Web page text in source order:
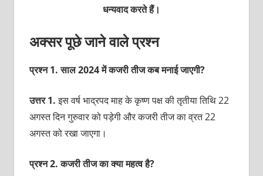
धन्यवाद करते हैं।
अक्सर पूछे जाने वाले प्रश्न
प्रश्न 1. साल 2024 में कजरी तीज कब मनाई जाएगी?
उत्तर 1.इस वर्ष भाद्रपद माह के कृष्ण पक्ष की तृतीया तिथि 22
अगस्त दिन गुरुवार को पड़ेगी और कजरी तीज का व्रत 22
अगस्त को रखा जाएगा।
प्रश्न 2. कजरी तीज का क्या महत्व है?